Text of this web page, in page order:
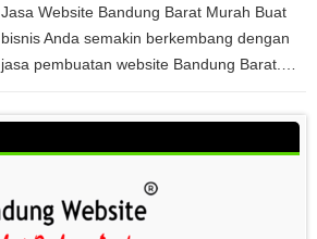
Jasa Website Bandung Barat Murah Buat
bisnis Anda semakin berkembang dengan
jasa pembuatan website Bandung Barat.…